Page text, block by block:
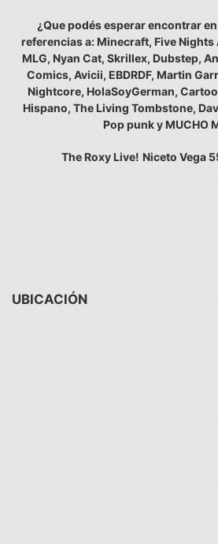
¿Que podés esperar encontrar
referencias a: Minecraft, Five Nights
MLG, Nyan Cat, Skrillex, Dubstep,
Comics, Avicii, EBDRDF, Martin
Nightcore, HolaSoyGerman,
Hispano, The Living Tombstone,
Pop punk y MUCHO
The Roxy Live! Niceto Vega
UBICACIÓN